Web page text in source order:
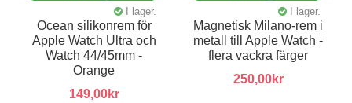
I lager.
Ocean silikonrem för
Apple Watch Ultra och
Watch 44/45mm -
Orange
149,00kr
I lager.
Magnetisk Milano-rem i
metall till Apple Watch -
flera vackra färger
250,00kr